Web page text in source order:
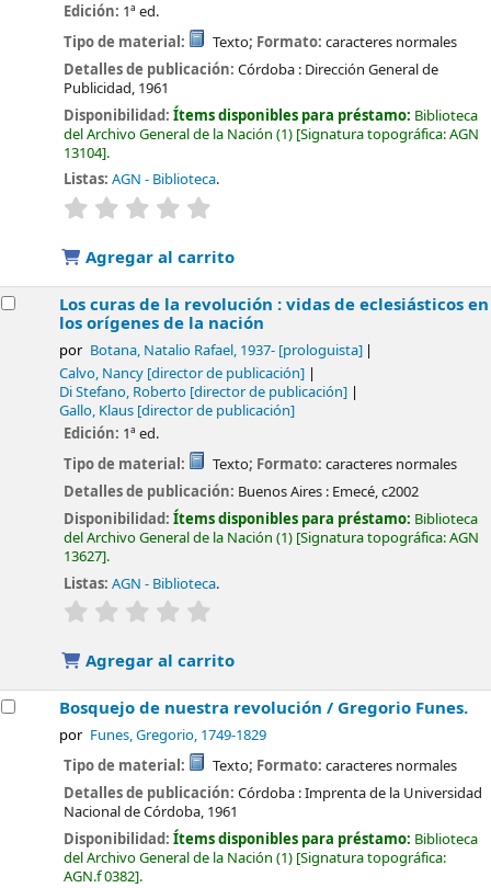
Edición: 1ª ed.
Tipo de material:
Texto; Formato: caracteres normales
Detalles de publicación:Córdoba : Dirección General de
Publicidad, 1961
Disponibilidad:Ítems disponibles para préstamo: Biblioteca
del Archivo General de la Nación (1) Signatura topográfica:AGN
13104 .
Listas: AGN - Biblioteca.
valoración
Agregar al carrito
Los curas de la revolución : vidas de eclesiásticos en
los orígenes de la nación
por Botana, Natalio Rafael, 1937-[prologuista]
Calvo, Nancy [director de publicación]
Di Stefano, Roberto [director de publicación]
Gallo, Klaus [director de publicación]
Edición: 1ª ed.
Tipo de material:
Texto; Formato: caracteres normales
Detalles de publicación: Buenos Aires : Emecé,c2002
Disponibilidad:Ítems disponibles para préstamo: Biblioteca
del Archivo General de la Nación (1) Signatura topográfica:AGN
13627 .
Listas: AGN - Biblioteca.
valoración
Agregar al carrito
Bosquejo de nuestra revolución / Gregorio Funes.
por Funes, Gregorio, 1749-1829
Tipo de material: Texto; Formato: caracteres normales
Detalles de publicación:Córdoba :Imprenta de la Universidad
Nacional de Córdoba, 1961
Disponibilidad:Ítems disponibles para préstamo: Biblioteca
del Archivo General de la Nación (1) Signatura topográfica:
AGN.f 0382 .